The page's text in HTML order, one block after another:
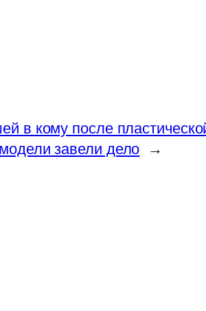
в кому после
завели дело
→